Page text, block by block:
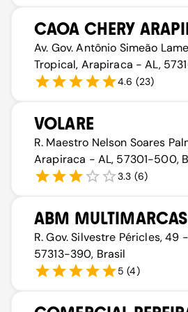
CAOA CHERY
Av. Gov. Antônio Simeão
Tropical, Arapiraca - AL,
4.6 (23)
VOLARE
R. Maestro Nelson Soares
Arapiraca - AL, 57301-500,
3.3 (6)
ABM MULTIMARCAS
R. Gov. Silvestre Péricles,
57313-390, Brasil
5 (4)